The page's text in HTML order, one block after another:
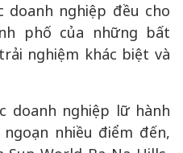
doanh nghiệp đều cho
phố của những bất
nghiệm khác biệt và
doanh nghiệp lữ hành
nhiều điểm đến,